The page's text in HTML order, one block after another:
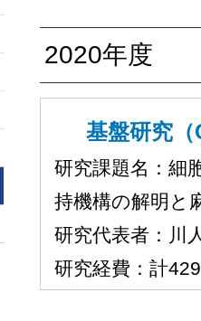
2020年度
基盤研究（
研究課題名：細
持機構の解明と
研究代表者：川
研究経費：計